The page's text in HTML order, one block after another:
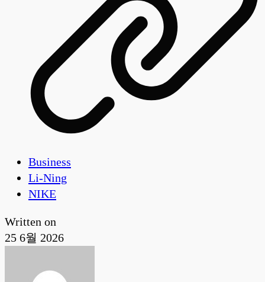
Business
Li-Ning
NIKE
Written on
25 6월 2026